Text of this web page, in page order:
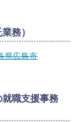
務）
県広島市
職支援事務